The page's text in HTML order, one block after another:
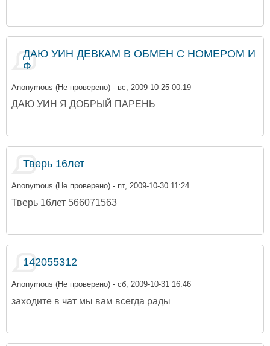
ДАЮ УИН ДЕВКАМ В ОБМЕН С НОМЕРОМ И
Ф
Anonymous (Не проверено) - вс, 2009-10-25 00:19
ДАЮ УИН Я ДОБРЫЙ ПАРЕНЬ
Тверь 16лет
Anonymous (Не проверено) - пт, 2009-10-30 11:24
Тверь 16лет 566071563
142055312
Anonymous (Не проверено) - сб, 2009-10-31 16:46
заходите в чат мы вам всегда рады